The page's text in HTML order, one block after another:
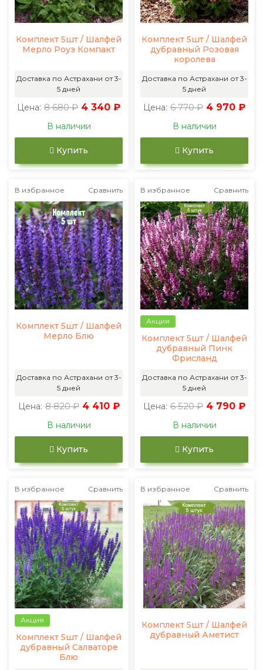
Комплект 5шт / Шалфей
Мерло Роуз Компакт
Доставка по Астрахани от 3-
5 дней
Цена: 8 680 ₽ 4 340 ₽
В наличии
Купить
Комплект 5шт / Шалфей
дубравный Розовая
королева
Доставка по Астрахани от 3-
5 дней
Цена: 6 770 ₽ 4 970 ₽
В наличии
Купить
В избранное Сравнить
Комплект 5шт / Шалфей
Мерло Блю
Доставка по Астрахани от 3-
5 дней
Цена: 8 820 ₽ 4 410 ₽
В наличии
Купить
В избранное Сравнить
Акция
Комплект 5шт / Шалфей
дубравный Пинк
Фрисланд
Доставка по Астрахани от 3-
5 дней
Цена: 6 520 ₽ 4 790 ₽
В наличии
Купить
В избранное Сравнить
Акция
Комплект 5шт / Шалфей
дубравный Салваторе
Блю
В избранное Сравнить
Комплект 5шт / Шалфей
дубравный Аметист